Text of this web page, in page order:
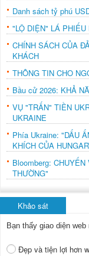
Danh sách tỷ phú
"LỘ DIỆN" LÁ
CHÍNH SÁCH CỦA
KHÁCH
THÔNG TIN CHO
Bầu cử 2026: KHẢ
VỤ "TRẤN" TIỀN
UKRAINE
Phía Ukraine: "DẤU
KHÍCH CỦA
Bloomberg:
THƯỜNG"
Khảo sát
Bạn thấy giao diện
Đẹp và tiện lợi hơn